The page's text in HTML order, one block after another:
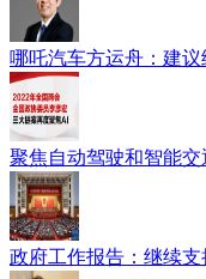
哪吒汽车方运舟：建
聚焦自动驾驶和智能
政府工作报告：继续